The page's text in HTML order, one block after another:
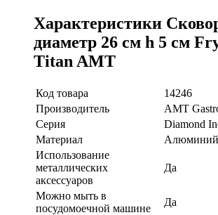
Характеристики
диаметр 26 см h 5 см
Titan AMT
Код товара
14246
Производитель
AMT
Серия
Diamond
Материал
Алюминий
Использование
металлических
аксессуаров
Да
Можно мыть в
посудомоечной машине
Да